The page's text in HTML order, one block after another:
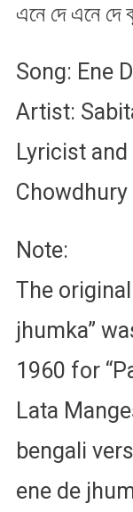
এনে দে এনে দে
Song: Ene
Artist:
Lyricist and
Chowdhury
Note:
The
jhumka”
1960 for
Lata
bengali
ene de